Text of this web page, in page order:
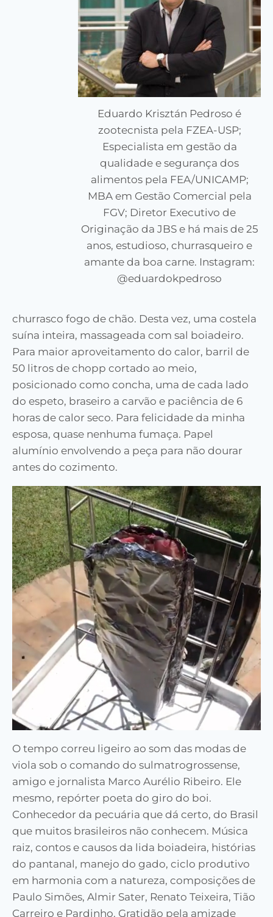
Eduardo Krisztán Pedroso é
zootecnista pela FZEA-USP;
Especialista em gestão da
qualidade e segurança dos
alimentos pela FEA/UNICAMP;
MBA em Gestão Comercial pela
FGV; Diretor Executivo de
Originação da JBS e há mais de 25
anos, estudioso, churrasqueiro e
amante da boa carne. Instagram:
@eduardokpedroso
churrasco fogo de chão. Desta vez, uma costela
suína inteira, massageada com sal boiadeiro.
Para maior aproveitamento do calor, barril de
50 litros de chopp cortado ao meio,
posicionado como concha, uma de cada lado
do espeto, braseiro a carvão e paciência de 6
horas de calor seco. Para felicidade da minha
esposa, quase nenhuma fumaça. Papel
alumínio envolvendo a peça para não dourar
antes do cozimento.
O tempo correu ligeiro ao som das modas de
viola sob o comando do sulmatrogrossense,
amigo e jornalista Marco Aurélio Ribeiro. Ele
mesmo, repórter poeta do giro do boi.
Conhecedor da pecuária que dá certo, do Brasil
que muitos brasileiros não conhecem. Música
raiz, contos e causos da lida boiadeira, histórias
do pantanal, manejo do gado, ciclo produtivo
em harmonia com a natureza, composições de
Paulo Simões, Almir Sater, Renato Teixeira, Tião
Carreiro e Pardinho. Gratidão pela amizade